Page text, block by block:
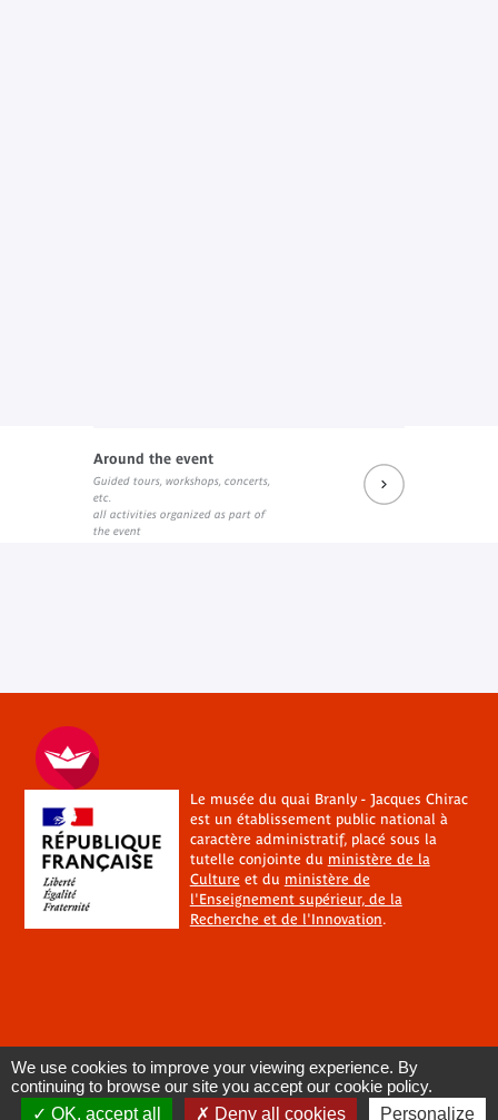
Around the event
Guided tours, workshops, concerts,
etc.
all activities organized as part of
the event
Le musée du quai Branly - Jacques Chirac
est un établissement public national à
caractère administratif, placé sous la
tutelle conjointe du ministère de la
Cultureet du ministère de
l'Enseignement supérieur, de la
Recherche et de l'Innovation.
We use cookies to improve your viewing experience. By
continuing to browse our site you accept our cookie policy.
OK, accept all
Deny all cookies Personalize